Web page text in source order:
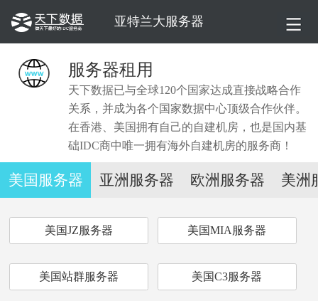
亚特兰大服务器
服务器租用
天下数据已与全球120个国家达成直接战略合作
关系，并成为各个国家数据中心顶级合作伙伴。
在香港、美国拥有自己的自建机房，也是国内基
础IDC商中唯一拥有海外自建机房的服务商！
美国服务器 亚洲服务器 欧洲服务器 美洲
美国JZ服务器 美国MIA服务器
美国站群服务器 美国C3服务器